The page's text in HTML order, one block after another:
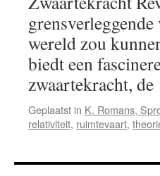
wereld zou
biedt een
zwaartekracht,
Geplaatst in K. Romans,
relativiteit, ruimtevaart,